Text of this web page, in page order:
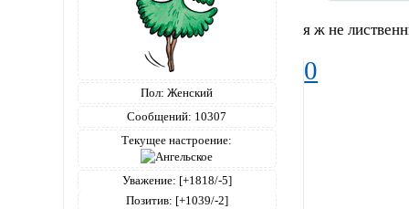
Пол: Женский
Сообщений: 10307
Текущее настроение:
Уважение: [+1818/-5]
Позитив: [+1039/-2]
я ж не
0